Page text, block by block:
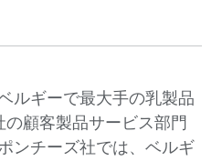
ルギーで最大手の乳製品
の顧客製品サービス部門
ンチーズ社では、ベルギ